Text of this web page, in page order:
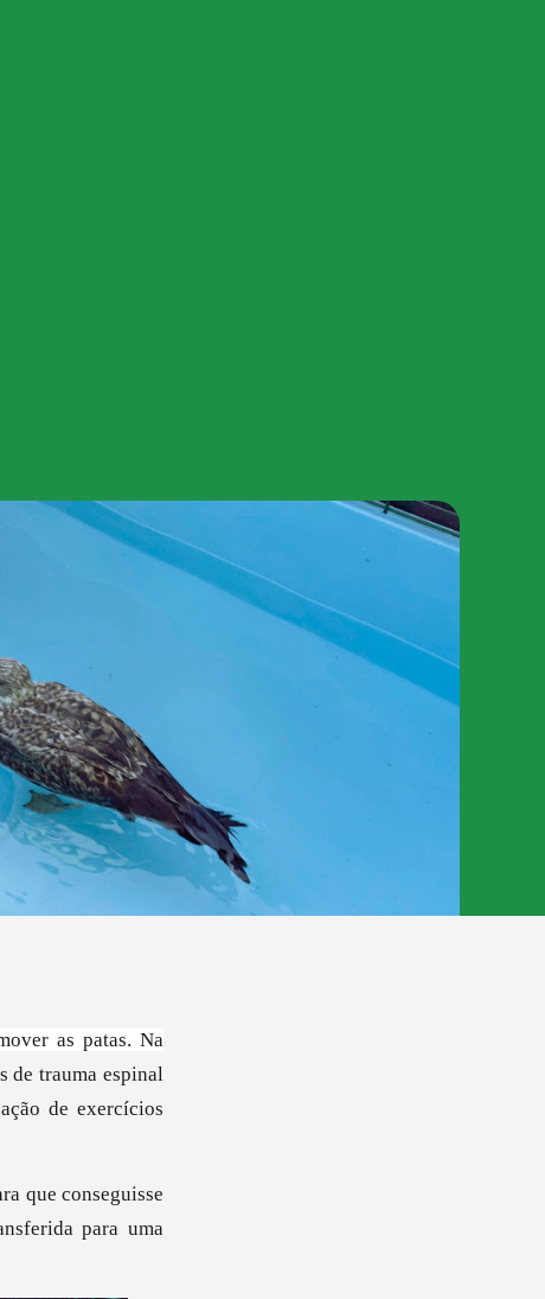
as patas. Na
de trauma espinal
de exercícios
que conseguisse
para uma